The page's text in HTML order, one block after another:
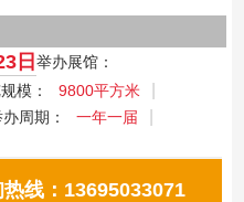
日 举办展馆：
模：
9800平方米
周期：
一年一届
线：13695033071